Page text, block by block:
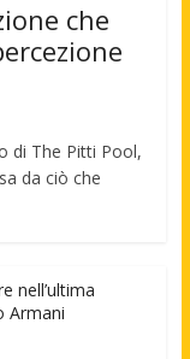
che
di The Pitti Pool,
da ciò che
nell’ultima
Armani